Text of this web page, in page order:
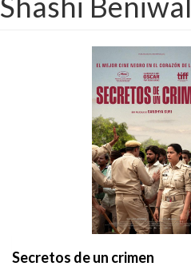
Secretos de un crimen